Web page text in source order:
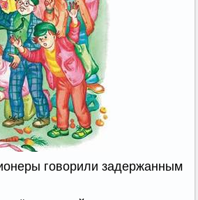
говорили задержанным